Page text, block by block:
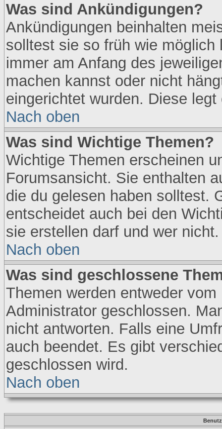
Was sind Ankündigungen?
Ankündigungen beinhalten
solltest sie so früh wie möglich
immer am Anfang des
machen kannst oder nicht
eingerichtet wurden. Diese
Nach oben
Was sind Wichtige Themen?
Wichtige Themen erscheinen
Forumsansicht. Sie enthalten
die du gelesen haben solltest.
entscheidet auch bei den
sie erstellen darf und wer nicht.
Nach oben
Was sind geschlossene
Themen werden entweder
Administrator geschlossen.
nicht antworten. Falls eine
auch beendet. Es gibt
geschlossen wird.
Nach oben